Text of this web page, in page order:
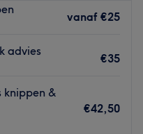
vanaf €25
advies
€35
knippen &
€42,50